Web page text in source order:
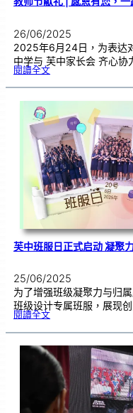
26/06/2025
2025年6月24日，为表达
中学与 芙中家长会 齐心
閱讀全文:教
献
|感
有
您
，
路
相
伴
芙中班服日正式启动 凝聚
25/06/2025
为了增强班级凝聚力与归
班级设计专属班服，展现
閱讀全文:芙
服
正
式
启
动
凝
聚
力
开
始